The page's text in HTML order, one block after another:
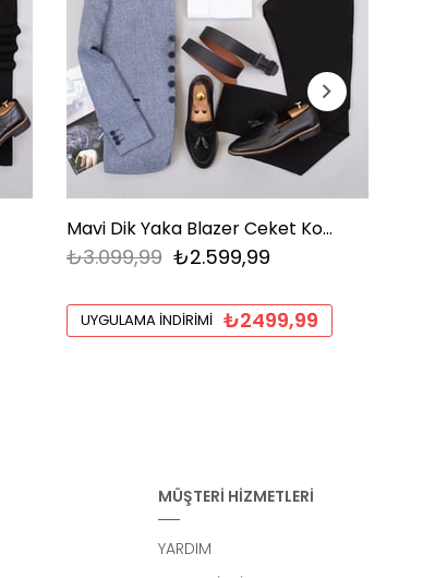
Mavi Dik Yaka Blazer Ceket Kombini Erkek | Slim Fit Şık Komple Set
₺2.599,99
₺3.099,99
UYGULAMA İNDIRIMI ₺2499,99
MÜŞTERİ HİZMETLERİ
YARDIM